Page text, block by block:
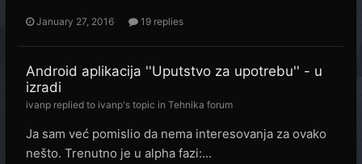
January 27, 2016 19 replies
Android aplikacija ''Uputstvo za upotrebu'' - u
izradi
ivanp replied to ivanp's topic in Tehnika forum
Ja sam već pomislio da nema interesovanja za ovako
nešto. Trenutno je u alpha fazi:...